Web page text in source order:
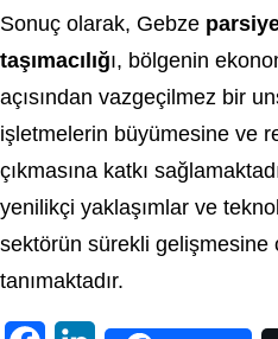
Sonuç olarak, Gebze
taşımacılığı, bölgenin
açısından vazgeçilmez bir
işletmelerin büyümesine ve
çıkmasına katkı
yenilikçi yaklaşımlar ve
sektörün sürekli gelişmesine
tanımaktadır.